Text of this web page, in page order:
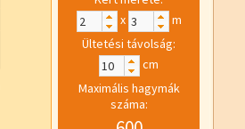
x
m
Ültetési távolság:
cm
Maximális hagymák
száma: